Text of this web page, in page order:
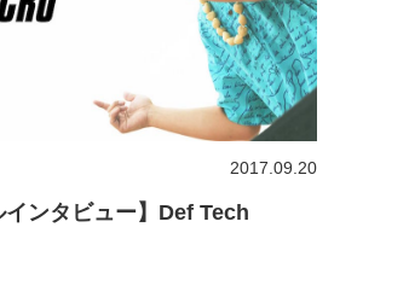
インタビュー】Def Tech
2017.09.20